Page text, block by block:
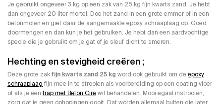
Je gebruikt ongeveer 3 kg op een zak van 25 kg fijn kwarts zand. Je hebt
dan ongeveer 20 liter mortel. Doe het zand in een grote emmer of in een
betonmolen en giet daar de aangemaakte epoxy schraaplaag op. Goed
doormengen en dan kun je het gebruiken. Je hebt dan een aardvochtige
specie die je gebruikt om je gat of je sleuf dicht te smeren.
Hechting en stevigheid creëren ;
Deze grote zakfijn kwarts zand 25 kg word ook gebruikt om de epoxy
schraaplaag fijn mee in te strooien als voorbereiding op een coating vloer
of als je eentrap met Beton Cire wil behandelen. Mooi egaal instrooien,